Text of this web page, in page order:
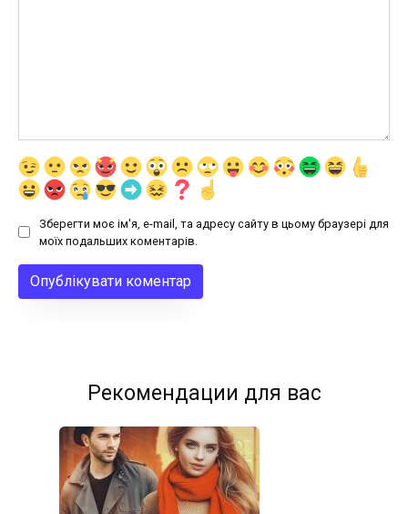
Зберегти моє ім'я, e-mail, та адресу сайту в цьому браузері для
моїх подальших коментарів.
Рекомендации для вас